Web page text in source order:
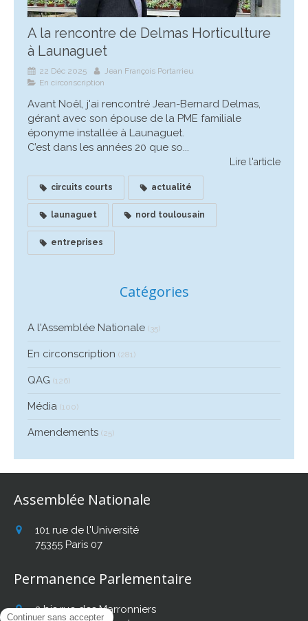
A la rencontre de Delmas Horticulture
à Launaguet
22 Déc 2025
Jean François Portarrieu
En circonscription
Avant Noêl, j'ai rencontré Jean-Bernard Delmas,
gérant avec son épouse de la PME familiale
éponyme installée à Launaguet.
C’est dans les années 20 que so...
Lire l'article
circuits courts actualité
launaguet nord toulousain
entreprises
Catégories
A l'Assemblée Nationale (35)
En circonscription (281)
QAG (126)
Média (100)
Amendements (25)
Assemblée Nationale
101 rue de l'Université
75355 Paris 07
Permanence Parlementaire
2 bis rue des Marronniers